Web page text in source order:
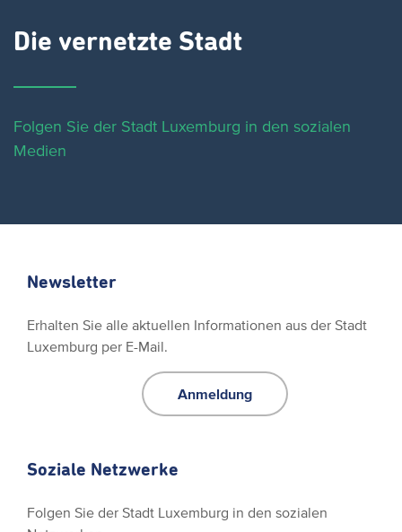
Die vernetzte Stadt
Folgen Sie der Stadt Luxemburg in den sozialen
Medien
Newsletter
Erhalten Sie alle aktuellen Informationen aus der Stadt
Luxemburg per E-Mail.
Anmeldung
Soziale Netzwerke
Folgen Sie der Stadt Luxemburg in den sozialen